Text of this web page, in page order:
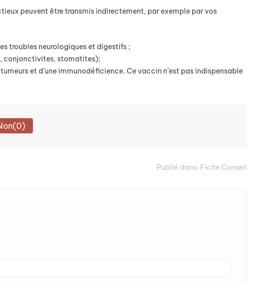
peuvent être transmis indirectement, par exemple par vos
troubles neurologiques et digestifs ;
conjonctivites, stomatites);
et d’une immunodéficience. Ce vaccin n’est pas indispensable
(0)
Publié dans: Fiche Conseil